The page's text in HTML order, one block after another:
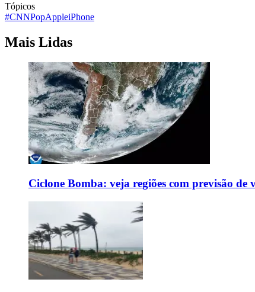
Tópicos
#CNNPopAppleiPhone
Mais Lidas
Ciclone Bomba: veja regiões com previsão de